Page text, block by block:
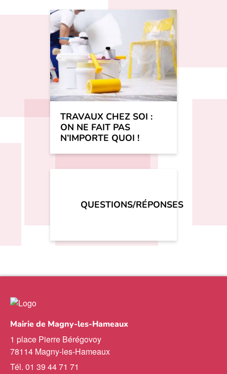
TRAVAUX CHEZ SOI :
ON NE FAIT PAS
N’IMPORTE QUOI !
QUESTIONS/RÉPONSES
Mairie de Magny-les-Hameaux
1 place Pierre Bérégovoy
78114 Magny-les-Hameaux
Tél. 01 39 44 71 71